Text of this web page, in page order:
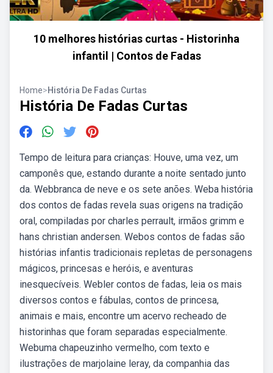
10 melhores histórias curtas - Historinha
infantil | Contos de Fadas
Home>História De Fadas Curtas
História De Fadas Curtas
Tempo de leitura para crianças: Houve, uma vez, um
camponês que, estando durante a noite sentado junto
da. Webbranca de neve e os sete anões. Weba história
dos contos de fadas revela suas origens na tradição
oral, compiladas por charles perrault, irmãos grimm e
hans christian andersen. Webos contos de fadas são
histórias infantis tradicionais repletas de personagens
mágicos, princesas e heróis, e aventuras
inesquecíveis. Webler contos de fadas, leia os mais
diversos contos e fábulas, contos de princesa,
animais e mais, encontre um acervo recheado de
historinhas que foram separadas especialmente.
Webuma chapeuzinho vermelho, com texto e
ilustrações de marjolaine leray, da companhia das